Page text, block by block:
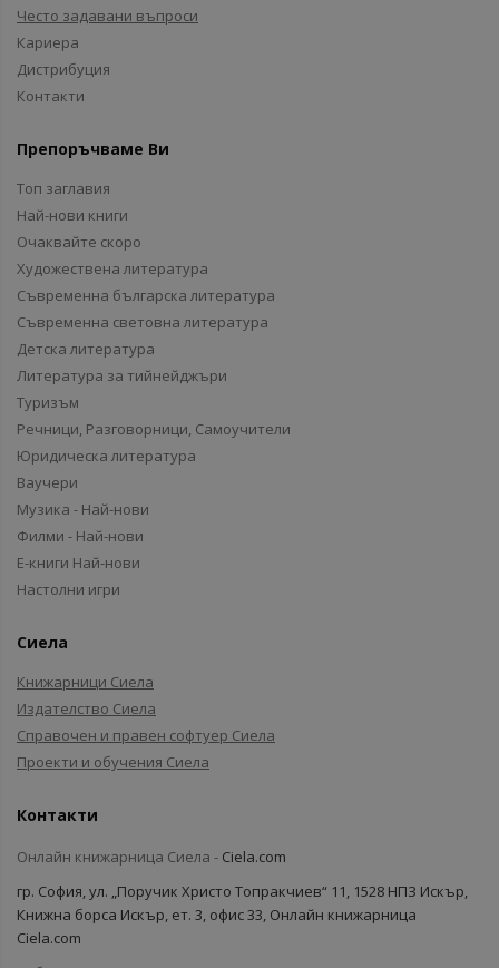
Често задавани въпроси
Кариера
Дистрибуция
Контакти
Препоръчваме Ви
Топ заглавия
Най-нови книги
Очаквайте скоро
Художествена литература
Съвременна българска литература
Съвременна световна литература
Детска литература
Литература за тийнейджъри
Туризъм
Речници, Разговорници, Самоучители
Юридическа литература
Ваучери
Музика - Най-нови
Филми - Най-нови
Е-книги Най-нови
Настолни игри
Сиела
Книжарници Сиела
Издателство Сиела
Справочен и правен софтуер Сиела
Проекти и обучения Сиела
Контакти
Онлайн книжарница Сиела - Ciela.com
гр. София, ул. „Поручик Христо Топракчиев“ 11, 1528 НПЗ Искър,
Книжна борса Искър, ет. 3, офис 33, Онлайн книжарница
Ciela.com